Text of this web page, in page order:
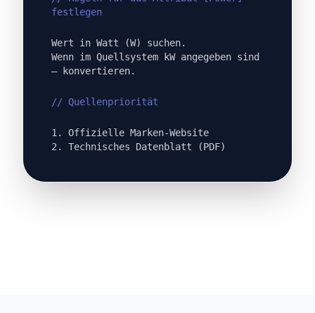
festlegen
Wert in Watt (W) suchen.
Wenn im Quellsystem kW angegeben sind
– konvertieren.
// Quellenpriorität
1. Offizielle Marken-Website
2. Technisches Datenblatt (PDF)